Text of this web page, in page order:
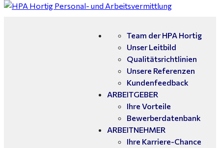
Team der HPA Hortig
Unser Leitbild
Qualitätsrichtlinien
Unsere Referenzen
Kundenfeedback
ARBEITGEBER
Ihre Vorteile
Bewerberdatenbank
ARBEITNEHMER
Ihre Karriere-Chance